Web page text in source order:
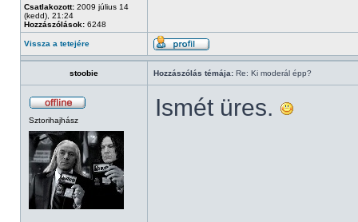
Csatlakozott: 2009 július 14
(kedd), 21:24
Hozzászólások: 6248
Vissza a tetejére
stoobie Hozzászólás témája: Re: Ki moderál épp?
Sztorihajhász Ismét üres.